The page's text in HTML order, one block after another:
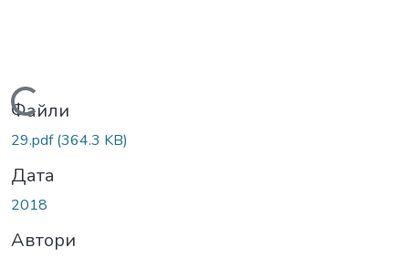
Вантажиться...
Файли
29.pdf(364.3 KB)
Дата
2018
Автори